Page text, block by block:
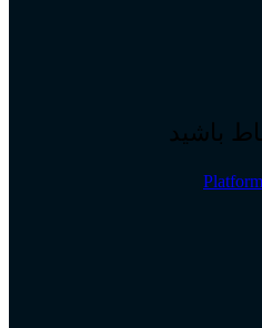
باشید